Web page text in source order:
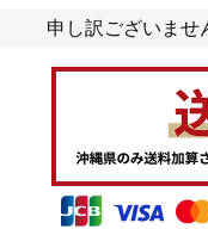
申し訳ございませ